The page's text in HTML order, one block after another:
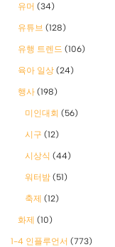
유머 (34)
유튜브 (128)
유행 트렌드 (106)
육아 일상 (24)
행사 (198)
미인대회 (56)
시구 (12)
시상식 (44)
워터밤 (51)
축제 (12)
화제 (10)
1-4 인플루언서 (773)